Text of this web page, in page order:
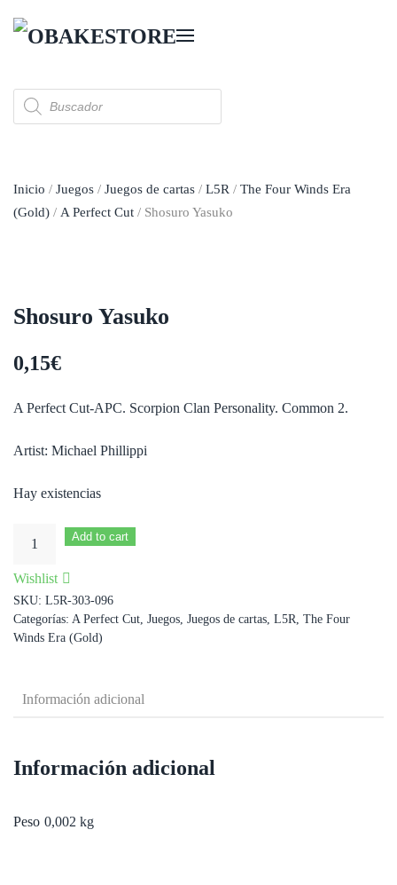
Búsqueda
de
productos
Inicio / Juegos / Juegos de cartas / L5R / The Four Winds Era
(Gold) / A Perfect Cut / Shosuro Yasuko
Shosuro Yasuko
0,15€
A Perfect Cut-APC. Scorpion Clan Personality. Common 2.
Artist: Michael Phillippi
Hay existencias
cantidad
Add to cart
Wishlist
SKU: L5R-303-096
Categorías: A Perfect Cut, Juegos, Juegos de cartas, L5R, The Four
Winds Era (Gold)
Información adicional
Información adicional
Peso 0,002 kg